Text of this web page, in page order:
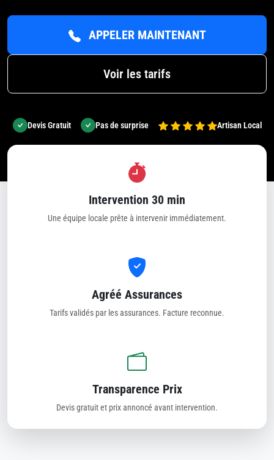
APPELER MAINTENANT
Voir les tarifs
Devis Gratuit Pas de surprise Artisan Local
Intervention 30 min
Une équipe locale prête à intervenir immédiatement.
Agréé Assurances
Tarifs validés par les assurances. Facture reconnue.
Transparence Prix
Devis gratuit et prix annoncé avant intervention.